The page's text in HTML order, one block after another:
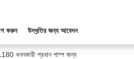
করুন উদ্ধৃতির জন্য আবেদন
খননকারী প্রধান পাম্প জন্য